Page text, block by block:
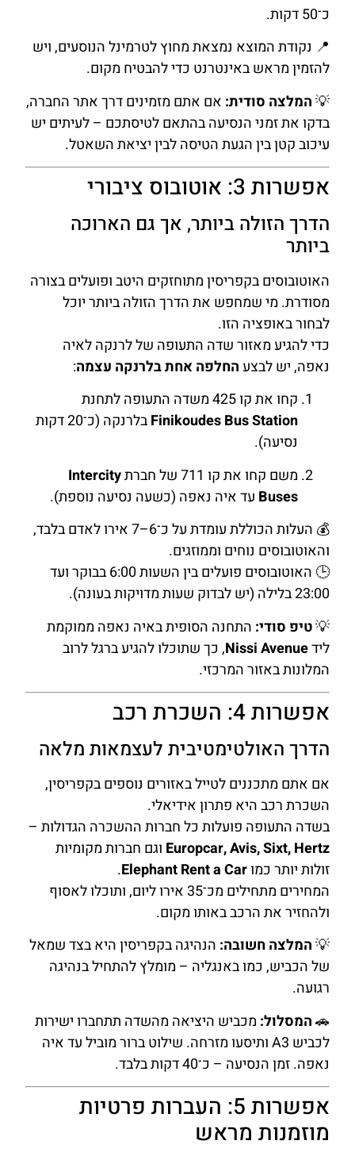
כ־50 דקות.
📍 נקודת המוצא נמצאת מחוץ לטרמינל הנוסעים, ויש
להזמין מראש באינטרנט כדי להבטיח מקום.
💡המלצה סודית: אם אתם מזמינים דרך אתר החברה,
בדקו את זמני הנסיעה בהתאם לטיסתכם – לעיתים יש
עיכוב קטן בין הגעת הטיסה לבין יציאת השאטל.
אפשרות 3: אוטובוס ציבורי
הדרך הזולה ביותר, אך גם הארוכה
ביותר
האוטובוסים בקפריסין מתוחזקים היטב ופועלים בצורה
מסודרת. מי שמחפש את הדרך הזולה ביותר יוכל
לבחור באופציה הזו.
כדי להגיע מאזור שדה התעופה של לרנקה לאיה
נאפה, יש לבצעהחלפה אחת בלרנקה עצמה:
קחו את קו 425 משדה התעופה לתחנת
Finikoudes Bus Station
בלרנקה (כ־20 דקות
נסיעה).
משם קחו את קו 711 של חברת
Intercity
Buses עד איה נאפה (כשעה נסיעה נוספת).
💰 העלות הכוללת עומדת על כ־6–7 אירו לאדם בלבד,
והאוטובוסים נוחים וממוזגים.
🕒 האוטובוסים פועלים בין השעות 6:00 בבוקר ועד
23:00 בלילה (יש לבדוק שעות מדויקות בעונה).
💡טיפ סודי: התחנה הסופית באיה נאפה ממוקמת
לידNissi Avenue, כך שתוכלו להגיע ברגל לרוב
המלונות באזור המרכזי.
אפשרות 4: השכרת רכב
הדרך האולטימטיבית לעצמאות מלאה
אם אתם מתכננים לטייל באזורים נוספים בקפריסין,
השכרת רכב היא פתרון אידיאלי.
בשדה התעופה פועלות כל חברות ההשכרה הגדולות –
Europcar, Avis, Sixt, Hertz וגם חברות מקומיות
זולות יותר כמוElephant Rent a Car
.
המחירים מתחילים מכ־35 אירו ליום, ותוכלו לאסוף
ולהחזיר את הרכב באותו מקום.
💡המלצה חשובה: הנהיגה בקפריסין היא בצד שמאל
של הכביש, כמו באנגליה – מומלץ להתחיל בנהיגה
רגועה.
🚗המסלול: מכביש היציאה מהשדה תתחברו ישירות
לכביש A3 ותיסעו מזרחה. שילוט ברור מוביל עד איה
נאפה. זמן הנסיעה – כ־40 דקות בלבד.
אפשרות 5: העברות פרטיות
מוזמנות מראש